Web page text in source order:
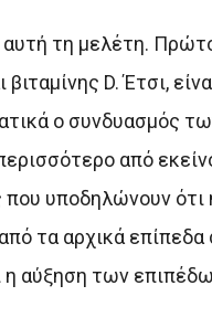
τη μελέτη.
D. Έτσι,
ο συνδυασμός
από
υποδηλώνουν ότι
τα αρχικά
αύξηση των